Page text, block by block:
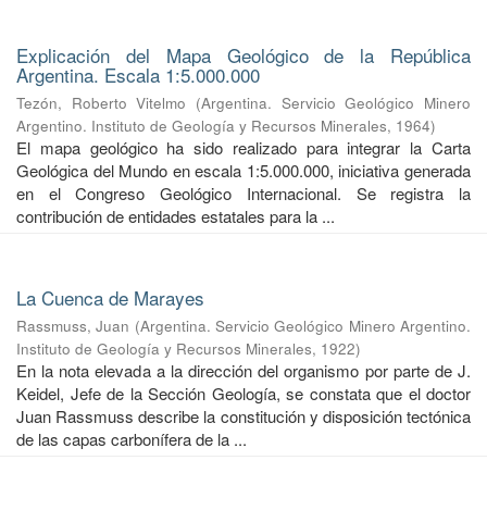
Explicación del Mapa Geológico de la República
Argentina. Escala 1:5.000.000
Tezón, Roberto Vitelmo (Argentina. Servicio Geológico Minero
Argentino. Instituto de Geología y Recursos Minerales, 1964)
El mapa geológico ha sido realizado para integrar la Carta
Geológica del Mundo en escala 1:5.000.000, iniciativa generada
en el Congreso Geológico Internacional. Se registra la
contribución de entidades estatales para la ...
La Cuenca de Marayes
Rassmuss, Juan (Argentina. Servicio Geológico Minero Argentino.
Instituto de Geología y Recursos Minerales, 1922)
En la nota elevada a la dirección del organismo por parte de J.
Keidel, Jefe de la Sección Geología, se constata que el doctor
Juan Rassmuss describe la constitución y disposición tectónica
de las capas carbonífera de la ...